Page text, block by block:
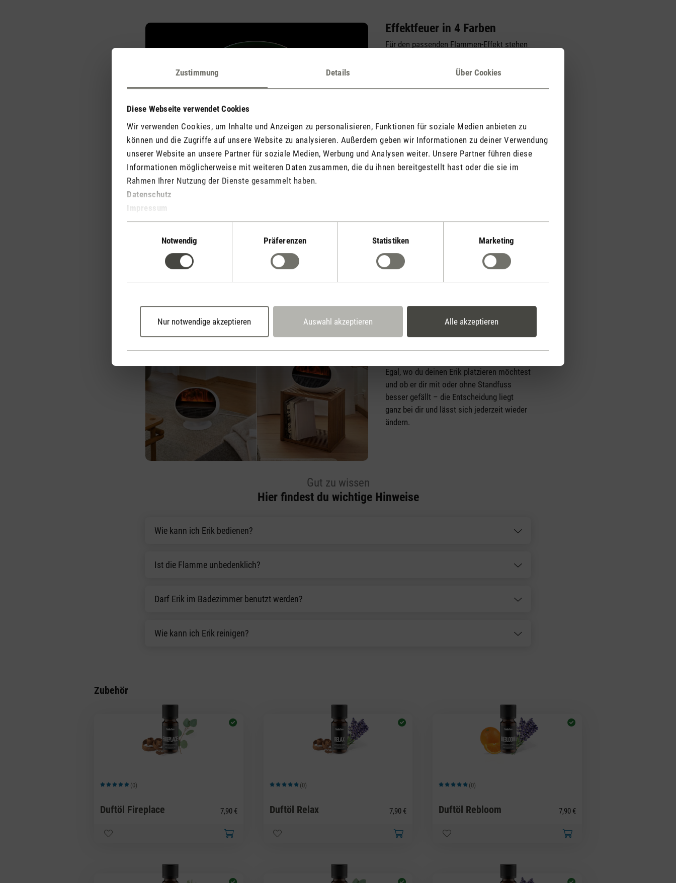
Zustimmung Details Über Cookies
Diese Webseite verwendet Cookies
Wir verwenden Cookies, um Inhalte und Anzeigen zu personalisieren, Funktionen für soziale Medien anbieten zu
können und die Zugriffe auf unsere Website zu analysieren. Außerdem geben wir Informationen zu deiner Verwendung
unserer Website an unsere Partner für soziale Medien, Werbung und Analysen weiter. Unsere Partner führen diese
Informationen möglicherweise mit weiteren Daten zusammen, die du ihnen bereitgestellt hast oder die sie im
Rahmen Ihrer Nutzung der Dienste gesammelt haben.
Datenschutz
Impressum
Notwendig
Präferenzen Statistiken Marketing
Nur notwendige akzeptieren Auswahl akzeptieren Alle akzeptieren
Effektfeuer in 4 Farben
Für den passenden Flammen-Effekt stehen
eine besonders naturgetreue
ausgeschaltet werden.
Individuelle
Wohlfühltemperatur
Erik kann als Heizlüfter genutzt werden. Er
Thermostat. Dadurch lässt sich die
gewünschte Temperatur von 18 °C, 20 °C,
22 °C oder Dauerbetrieb ganz nach dem
persönlichen Wohlbefinden einstellen.
Egal, wo du deinen Erik platzieren möchtest
und ob er dir mit oder ohne Standfuss
besser gefällt – die Entscheidung liegt
ganz bei dir und lässt sich jederzeit wieder
ändern.
Gut zu wissen
Hier findest du wichtige Hinweise
Wie kann ich Erik bedienen?
Ist die Flamme unbedenklich?
Darf Erik im Badezimmer benutzt werden?
Wie kann ich Erik reinigen?
Zubehör
Durchschnittliche Bewertung von 5 von 5 Sternen
(0)
Duftöl Fireplace 7,90 €
Durchschnittliche Bewertung von 5 von 5 Sternen
(0)
Duftöl Relax 7,90 €
Durchschnittliche Bewertung von 5 von 5 Sternen
(0)
Duftöl Rebloom 7,90 €